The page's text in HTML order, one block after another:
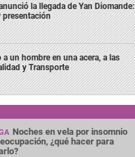
la llegada de Yan Diomande:
presentación
a un hombre en una acera, a las
y Transporte
Noches en vela por insomnio
¿qué hacer para